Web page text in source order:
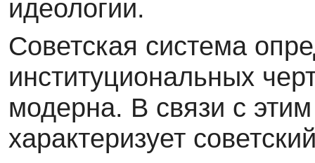
идеологии.
Советская система
институциональных
модерна. В связи с
характеризует